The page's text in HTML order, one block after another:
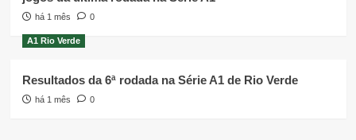
há 1 mês 0
A1 Rio Verde
Resultados da 6ª rodada na Série A1 de Rio Verde
há 1 mês 0